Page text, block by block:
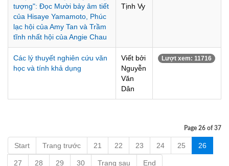
tượng": Đọc Mười bảy âm tiết
của Hisaye Yamamoto, Phúc
lạc hội của Amy Tan và Trầm
tĩnh nhất hội của Angie Chau
Tịnh Vy
Các lý thuyết nghiên cứu văn
học và tính khả dụng
Viết bởi
Nguyễn
Văn
Dân
Lượt xem: 11716
Page 26 of 37
Start Trang trước 21 22 23 24 25 26
27 28 29 30 Trang sau End